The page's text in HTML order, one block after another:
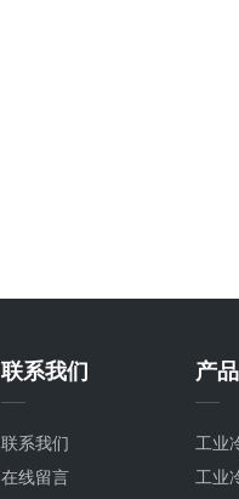
联系我们
联系我们
在线留言
产
工业
工业